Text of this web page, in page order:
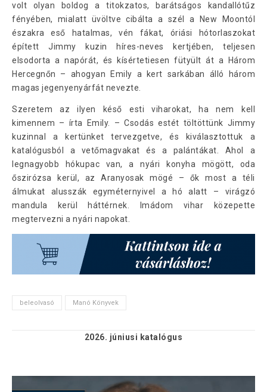
volt olyan boldog a titokzatos, barátságos kandallótűz
fényében, mialatt üvöltve cibálta a szél a New Moontól
északra eső hatalmas, vén fákat, óriási hótorlaszokat
épített Jimmy kuzin híres-neves kertjében, teljesen
elsodorta a napórát, és kísértetiesen fütyült át a Három
Hercegnőn – ahogyan Emily a kert sarkában álló három
magas jegenyenyárfát nevezte.
Szeretem az ilyen késő esti viharokat, ha nem kell
kimennem – írta Emily. – Csodás estét töltöttünk Jimmy
kuzinnal a kertünket tervezgetve, és kiválasztottuk a
katalógusból a vetőmagvakat és a palántákat. Ahol a
legnagyobb hókupac van, a nyári konyha mögött, oda
őszirózsa kerül, az Aranyosak mögé – ők most a téli
álmukat alusszák egyméternyivel a hó alatt – virágzó
mandula kerül háttérnek. Imádom vihar közepette
megtervezni a nyári napokat.
beleolvasó Manó Könyvek
2026. júniusi katalógus